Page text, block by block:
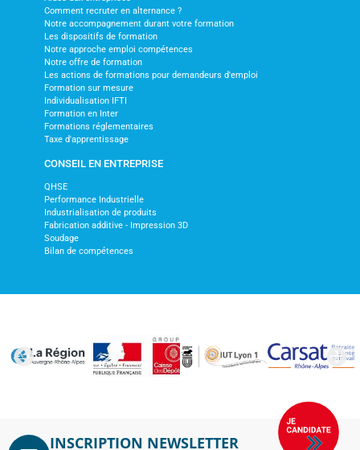
Comment recruter en alternance ?
Notre accompagnement durant votre formation
Les dispositifs de formation
Notre approche emploi compétences
Notre offre de formation
Les actions de formations pour demandeurs d'emploi
Formation sur mesure
Individualisation IFTI
Formation en Inter
Formations réglementaires
Taxe d'apprentissage
CONSEIL EN ENTREPRISE
QHSE
Performance Industrielle
Industrialisation de produits
Fabrication additive - Impression 3D
Soudage
Bilan de compétences
INSCRIPTION NEWSLETTER